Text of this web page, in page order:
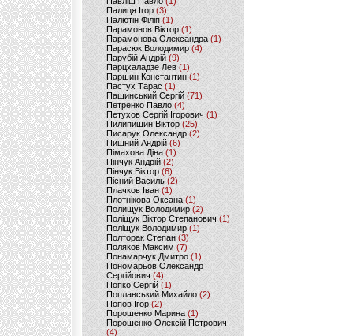
Палиця Ігор (3)
Палютін Філіп(1)
Парамонов Віктор (1)
Парамонова Олександра(1)
Парасюк Володимир(4)
Парубій Андрій (9)
Парцхаладзе Лев (1)
Паршин Константин(1)
Пастух Тарас (1)
Пашинський Сергій (71)
Петренко Павло (4)
Петухов Сергій Ігорович (1)
Пилипишин Віктор(25)
Писарук Олександр(2)
Пишний Андрій (6)
Пімахова Діна(1)
Пінчук Андрій(2)
Пінчук Віктор (6)
Пісний Василь (2)
Плачков Іван(1)
Плотнікова Оксана (1)
Полищук Володимир(2)
Поліщук Віктор Степанович(1)
Поліщук Володимир (1)
Полторак Степан(3)
Поляков Максим (7)
Понамарчук Дмитро (1)
Пономарьов Олександр
Сергійович(4)
Попко Сергій (1)
Поплавський Михайло (2)
Попов Ігор(2)
Порошенко Марина (1)
Порошенко Олексій Петрович
(4)